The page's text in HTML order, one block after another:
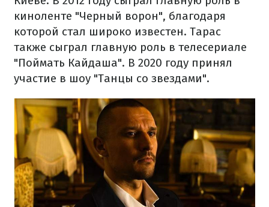
киноленте "Черный ворон", благодаря
которой стал широко известен. Тарас
также сыграл главную роль в телесериале
"Поймать Кайдаша". В 2020 году принял
участие в шоу "Танцы со звездами".